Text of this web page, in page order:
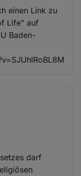
einen Link zu
Life" auf
Baden-
darf